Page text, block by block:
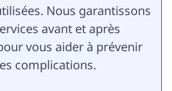
Nous garantissons
avant et après
vous aider à prévenir
complications.